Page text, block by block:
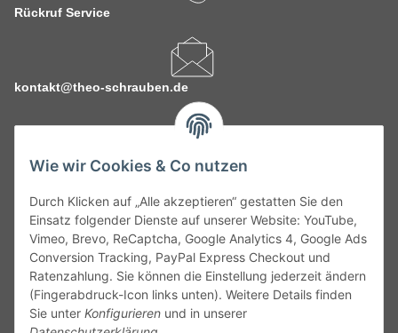
Wie wir Cookies & Co nutzen
Durch Klicken auf „Alle akzeptieren“ gestatten Sie den
Einsatz folgender Dienste auf unserer Website: YouTube,
Vimeo, Brevo, ReCaptcha, Google Analytics 4, Google Ads
Conversion Tracking, PayPal Express Checkout und
Ratenzahlung. Sie können die Einstellung jederzeit ändern
(Fingerabdruck-Icon links unten). Weitere Details finden
Sie unter Konfigurieren und in unserer
Rückruf Service
kontakt@theo-schrauben.de
Service
Gesetzliche Informationen
Alle technischen Angaben ohne Gewähr. Irrtümer und fehlerhafte
Angaben vorbehalten. Wenn Sie Datenblätter oder spezielle